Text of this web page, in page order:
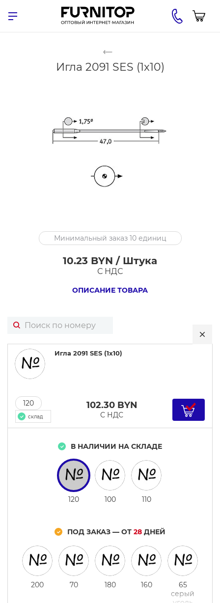
Игла 2091 SES (1x10)
Игла
2091
Минимальный заказ 10 единиц
10.23 BYN / Штука
С НДС
ОПИСАНИЕ ТОВАРА
Игла 2091 SES (1x10)
120
склад
102.30 BYN
С НДС
В НАЛИЧИИ НА СКЛАДЕ
120 100 110
ПОД ЗАКАЗ — ОТ 28 ДНЕЙ
200 70 180 160
65
серый